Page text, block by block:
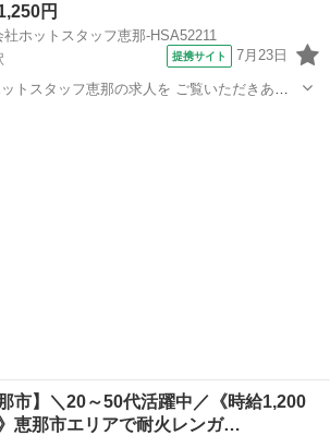
円
社ホットスタッフ恵那-HSA52211
提携サイト 7月23日
那市】＼20～50代活躍中／《時給1,200
恵那市エリアで耐火レンガ…